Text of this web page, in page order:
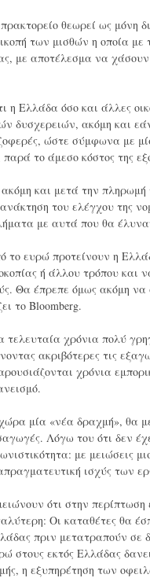
θεωρεί ως μόνη
των μισθών η οποία με
με αποτέλεσμα να χάσουν
η Ελλάδα όσο και άλλες
δυσχερειών, ακόμη και
ζοφερές, ώστε σύμφωνα με
το άμεσο κόστος της
και μετά την
του ελέγχου της
με αυτά που θα
το ευρώ προτείνουν η
ή άλλου τρόπου και
Θα έπρεπε όμως ακόμη να
το Bloomberg.
τελευταία χρόνια πολύ
ακριβότερες τις
χρόνια
μία «νέα δραχμή», θα
Λόγω του ότι δεν
με μειώσεις
ισχύς των
ότι στην
Οι καταθέτες θα
πριν μετατραπούν σε
στους εκτός Ελλάδας
η εξυπηρέτηση των